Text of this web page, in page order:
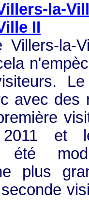
la-
II
Villers-la-
avec des
2011
été
plus